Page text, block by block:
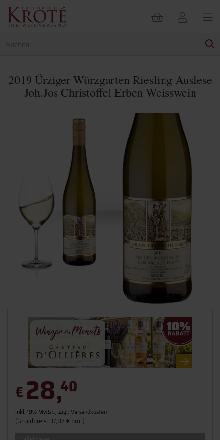
2019 Ürziger Würzgarten Riesling Auslese
Joh.Jos Christoffel Erben Weisswein
€28,40
inkl. 19% MwSt. , zzgl. Versandkosten
(Grundpreis: 37,87 € pro l)